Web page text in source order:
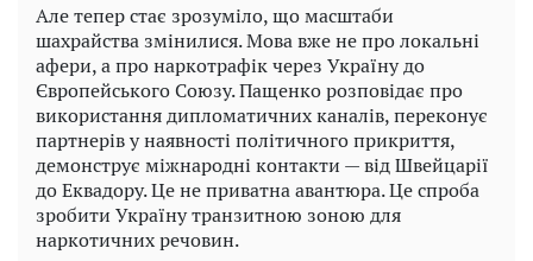
Але тепер стає зрозуміло, що масштаби
шахрайства змінилися. Мова вже не про локальні
афери, а про наркотрафік через Україну до
Європейського Союзу. Пащенко розповідає про
використання дипломатичних каналів, переконує
партнерів у наявності політичного прикриття,
демонструє міжнародні контакти — від Швейцарії
до Еквадору. Це не приватна авантюра. Це спроба
зробити Україну транзитною зоною для
наркотичних речовин.